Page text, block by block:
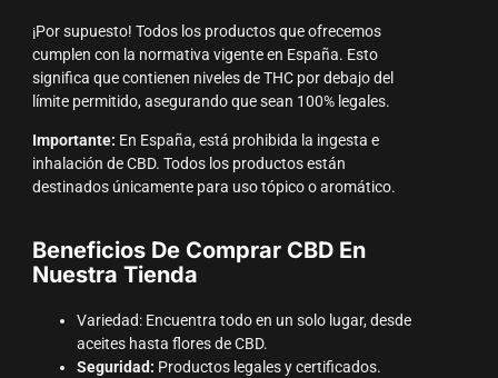
¡Por supuesto! Todos los productos que ofrecemos
cumplen con la normativa vigente en España. Esto
significa que contienen niveles de THC por debajo del
límite permitido, asegurando que sean 100% legales.
Importante: En España, está prohibida la ingesta e
inhalación de CBD. Todos los productos están
destinados únicamente para uso tópico o aromático.
Beneficios De Comprar CBD En
Nuestra Tienda
Variedad: Encuentra todo en un solo lugar, desde
aceites hasta flores de CBD.
Seguridad: Productos legales y certificados.